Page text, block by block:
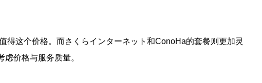
这个价格。而さくらインターネット和ConoHa的套餐则更加灵
价格与服务质量。